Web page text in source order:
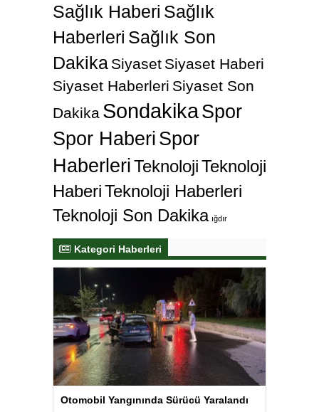
Sağlık Haberi Sağlık
Haberleri Sağlık Son
Dakika Siyaset Siyaset Haberi
Siyaset Haberleri Siyaset Son
Dakika SondakikaSpor
Spor Haberi Spor
HaberleriTeknolojiTeknoloji
HaberiTeknoloji Haberleri
Teknoloji Son Dakika ığdır
Kategori Haberleri
Otomobil Yangınında Sürücü Yaralandı